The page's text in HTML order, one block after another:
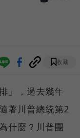
收藏
」，過去幾年
著川普總統第2
什麼？川普團